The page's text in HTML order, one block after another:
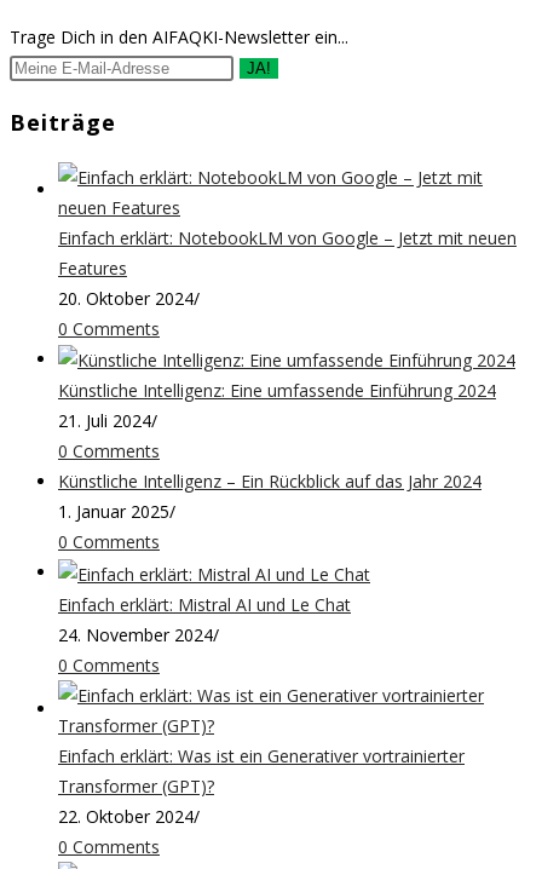
Trage Dich in den AIFAQKI-Newsletter ein...
JA!
Beiträge
Einfach erklärt: NotebookLM von Google – Jetzt mit neuen
Features
20. Oktober 2024/
0 Comments
Künstliche Intelligenz: Eine umfassende Einführung 2024
21. Juli 2024/
0 Comments
Künstliche Intelligenz – Ein Rückblick auf das Jahr 2024
1. Januar 2025/
0 Comments
Einfach erklärt: Mistral AI und Le Chat
24. November 2024/
0 Comments
Einfach erklärt: Was ist ein Generativer vortrainierter
Transformer (GPT)?
22. Oktober 2024/
0 Comments